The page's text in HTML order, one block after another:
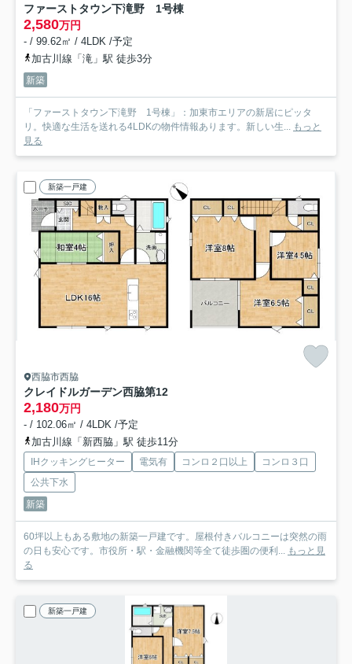
ファーストタウン下滝野 1号棟
2,580万円
- / 99.62㎡ / 4LDK /予定
加古川線「滝」駅 徒歩3分
新築
「ファーストタウン下滝野 1号棟」：加東市エリアの新居にピッタ
リ。快適な生活を送れる4LDKの物件情報あります。新しい生...
もっと
見る
新築一戸建
西脇市西脇
クレイドルガーデン西脇第12
2,180万円
- / 102.06㎡ / 4LDK /予定
加古川線「新西脇」駅 徒歩11分
IHクッキングヒーター 電気有 コンロ２口以上
コンロ３口
公共下水
新築
60坪以上もある敷地の新築一戸建です。屋根付きバルコニーは突然の雨
の日も安心です。市役所・駅・金融機関等全て徒歩圏の便利... もっと見
る
新築一戸建